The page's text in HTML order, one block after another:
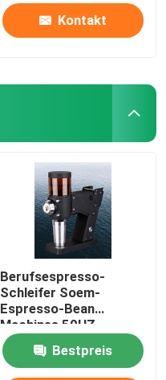
Kontakt
Berufsespresso-
Schleifer Soem-
Espresso-Bean
Machines 50HZ
Bestpreis